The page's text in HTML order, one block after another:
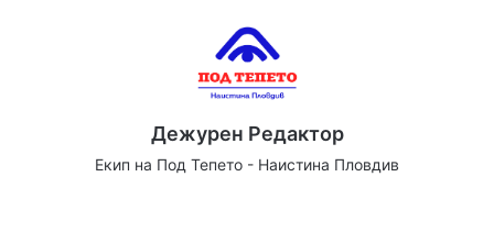
Дежурен Редактор
Екип на Под Тепето - Наистина Пловдив